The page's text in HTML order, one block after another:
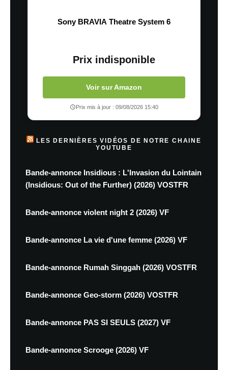
Sony BRAVIA Theatre System 6
Prix indisponible
Voir sur Amazon
Prix mis à jour : 09/08/2026 15:40
LES DERNIÈRES VIDÉOS DE NOTRE CHAINE
YOUTUBE
Bande-annonce Insidious : L'Invasion du Lointain
(Insidious: Out of the Further) (2026) VOSTFR
Bande-annonce violent night 2 (2026) VF
Bande-annonce La vie d'une femme (2026) VF
Bande-annonce Rumah Singgah (2026) VOSTFR
Bande-annonce Geo-storm (2026) VOSTFR
Bande-annonce PAS SI SEULS (2027) VF
Bande-annonce Scrooge (2026) VF